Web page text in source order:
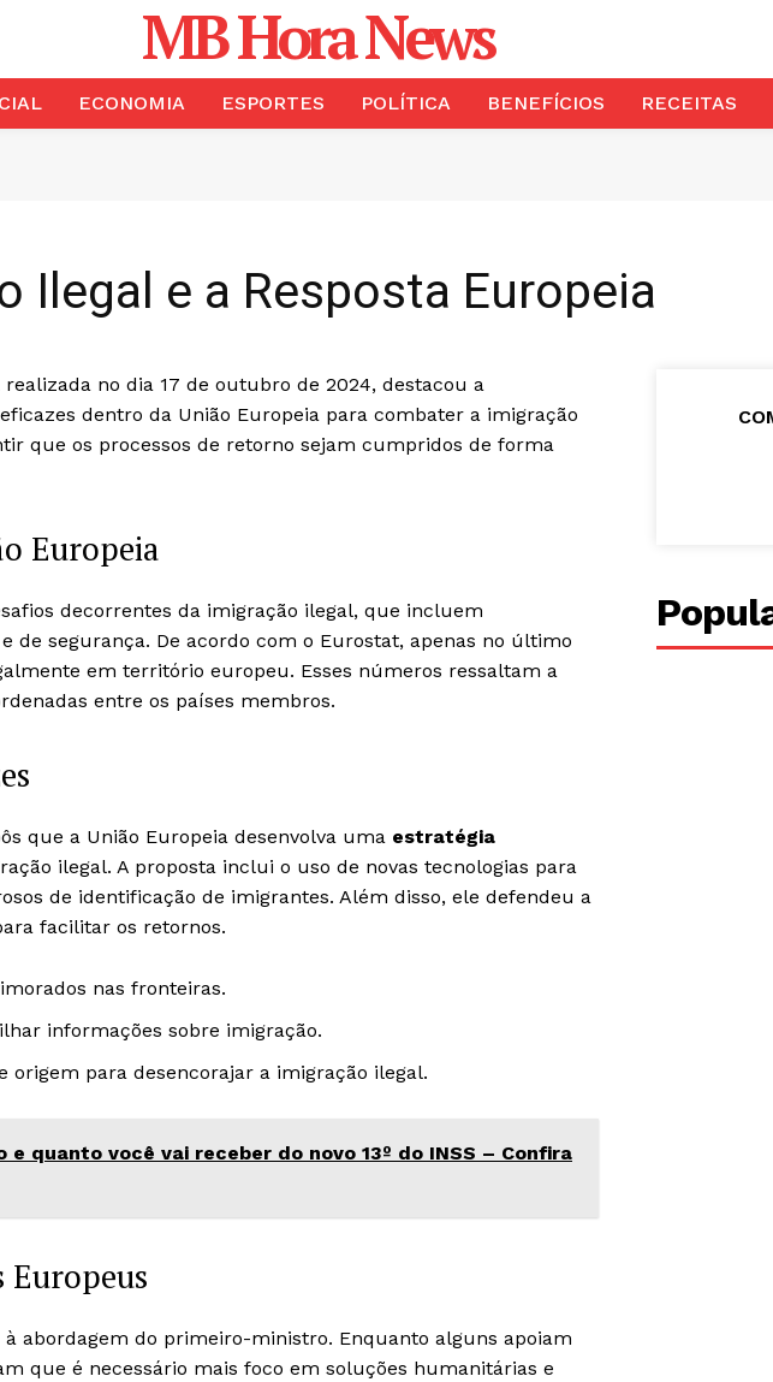
MB Hora News
ECONOMIA ESPORTES POLÍTICA BENEFÍCIOS RECEITAS
Ilegal e a Resposta Europeia
no dia 17 de outubro de 2024, destacou a
dentro da União Europeia para combater a imigração
que os processos de retorno sejam cumpridos de forma
Europeia
decorrentes da imigração ilegal, que incluem
de segurança. De acordo com o Eurostat, apenas no último
em território europeu. Esses números ressaltam a
entre os países membros.
que a União Europeia desenvolva uma estratégia
ilegal. A proposta inclui o uso de novas tecnologias para
de identificação de imigrantes. Além disso, ele defendeu a
facilitar os retornos.
nas fronteiras.
informações sobre imigração.
origem para desencorajar a imigração ilegal.
e quanto você vai receber do novo 13º do INSS – Confira
Europeus
abordagem do primeiro-ministro. Enquanto alguns apoiam
que é necessário mais foco em soluções humanitárias e